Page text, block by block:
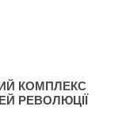
КОМПЛЕКС
РЕВОЛЮЦІЇ